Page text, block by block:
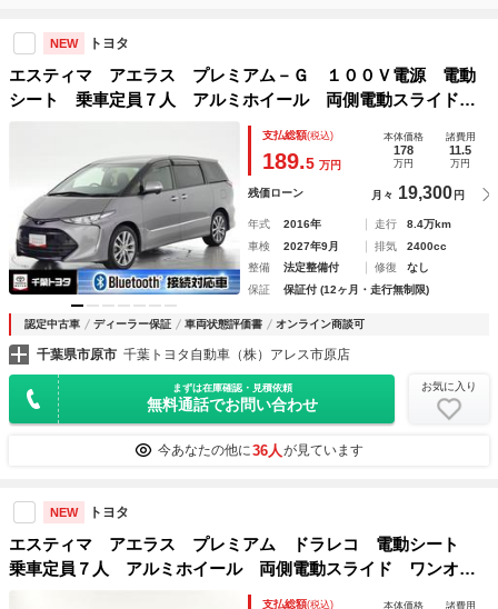
NEW トヨタ
エスティマ アエラス プレミアム－Ｇ １００Ｖ電源 電動
シート 乗車定員７人 アルミホイール 両側電動スライド
ワンオーナー ＬＥＤヘッドランプ 記録簿 キーレス Ｃ
Ｄ Ｗエアコン 盗難防止装置 オートクルーズコントロー
ル メモリーナビ
支払総額(税込)
189.5 万円
本体価格
178
万円
諸費用
11.5
万円
残価ローン 月々 19,300 円
年式 2016年 走行
8.4万km
車検
2027年9月 排気
2400cc
整備
法定整備付 修復
なし
保証
保証付 (12ヶ月・走行無制限)
認定中古車 ディーラー保証 車両状態評価書 オンライン商談可
千葉県市原市 千葉トヨタ自動車（株）アレス市原店
まずは在庫確認・見積依頼
無料通話でお問い合わせ
お気に入り
今あなたの他に36人 が見ています
NEW トヨタ
エスティマ アエラス プレミアム ドラレコ 電動シート
乗車定員７人 アルミホイール 両側電動スライド ワンオー
ナー ＬＥＤヘッドランプ キーレス ＣＤ Ｗエアコン 盗
支払総額(税込) 本体価格 諸費用